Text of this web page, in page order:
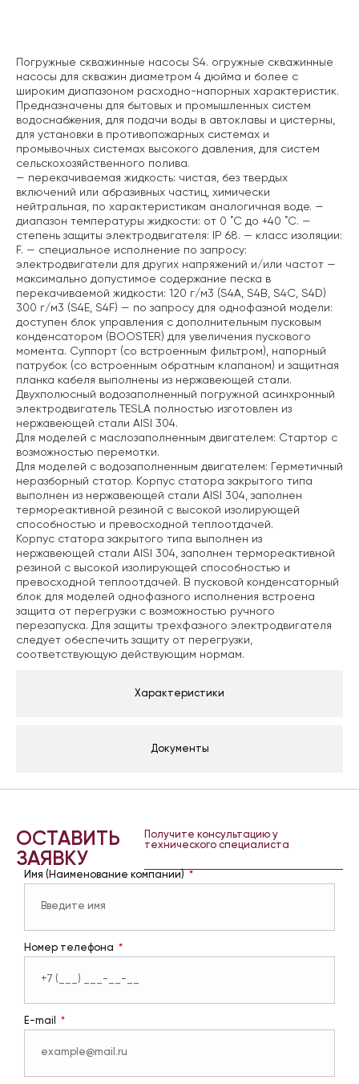
Характеристики
Документы
Погружные скважинные насосы S4. огружные скважинные
насосы для скважин диаметром 4 дюйма и более с
широким диапазоном расходно-напорных характеристик.
Предназначены для бытовых и промышленных систем
водоснабжения, для подачи воды в автоклавы и цистерны,
для установки в противопожарных системах и
промывочных системах высокого давления, для систем
сельскохозяйственного полива.
— перекачиваемая жидкость: чистая, без твердых
включений или абразивных частиц, химически
нейтральная, по характеристикам аналогичная воде. —
диапазон температуры жидкости: от 0 ˚C до +40 ˚C. —
степень защиты электродвигателя: IP 68. — класс изоляции:
F. — специальное исполнение по запросу:
электродвигатели для других напряжений и/или частот —
максимально допустимое содержание песка в
перекачиваемой жидкости: 120 г/м3 (S4A, S4B, S4C, S4D)
300 г/м3 (S4E, S4F) — по запросу для однофазной модели:
доступен блок управления с дополнительным пусковым
конденсатором (BOOSTER) для увеличения пускового
момента. Суппорт (со встроенным фильтром), напорный
патрубок (со встроенным обратным клапаном) и защитная
планка кабеля выполнены из нержавеющей стали.
Двухполюсный водозаполненный погружной асинхронный
электродвигатель TESLA полностью изготовлен из
нержавеющей стали AISI 304.
Для моделей с маслозаполненным двигателем: Cтартор с
возможностью перемотки.
Для моделей с водозаполненным двигателем: Герметичный
неразборный статор. Корпус статора закрытого типа
выполнен из нержавеющей стали AISI 304, заполнен
термореактивной резиной с высокой изолирующей
способностью и превосходной теплоотдачей.
Корпус статора закрытого типа выполнен из
нержавеющей стали AISI 304, заполнен термореактивной
резиной с высокой изолирующей способностью и
превосходной теплоотдачей. В пусковой конденсаторный
блок для моделей однофазного исполнения встроена
защита от перегрузки с возможностью ручного
перезапуска. Для защиты трехфазного электродвигателя
следует обеспечить защиту от перегрузки,
соответствующую действующим нормам.
ОСТАВИТЬ
ЗАЯВКУ
Получите консультацию у
технического специалиста
Имя (Наименование компании)
Номер телефона
E-mail